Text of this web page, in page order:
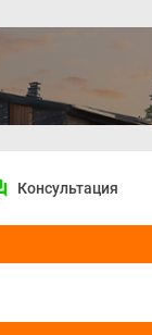
Консультация